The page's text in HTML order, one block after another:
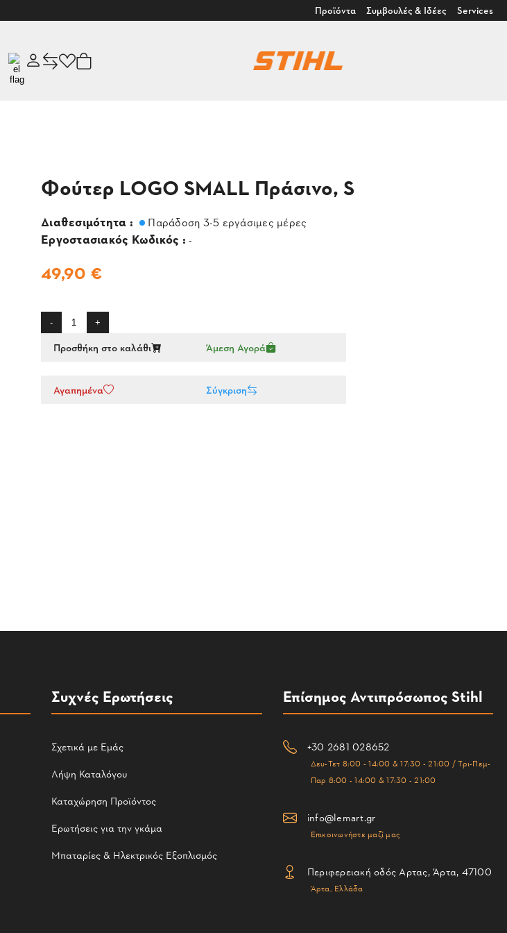
Προϊόντα Συμβουλές & Ιδέες Services
Φούτερ LOGO SMALL Πράσινο, S
Διαθεσιμότητα : Παράδοση 3-5 εργάσιμες μέρες
Εργοστασιακός Κωδικός : -
49,90 €
- +
Προσθήκη στο καλάθι Άμεση Αγορά
Αγαπημένα Σύγκριση
Συχνές Ερωτήσεις
Σχετικά με Εμάς
Λήψη Καταλόγου
Καταχώρηση Προϊόντος
Ερωτήσεις για την γκάμα
Μπαταρίες & Ηλεκτρικός Εξοπλισμός
Επίσημος Αντιπρόσωπος Stihl
+30 2681 028652
Δευ-Τετ 8:00 - 14:00 & 17:30 - 21:00 / Τρι-Πεμ-
Παρ 8:00 - 14:00 & 17:30 - 21:00
info@lemart.gr
Επικοινωνήστε μαζί μας
Περιφερειακή οδός Αρτας, Άρτα, 47100
Άρτα, Ελλάδα